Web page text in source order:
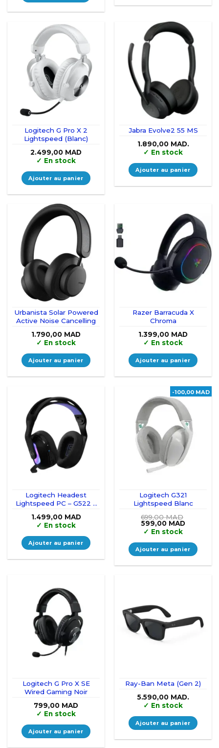
Logitech G Pro X 2
Lightspeed (Blanc)
2.499,00 MAD
✓ En stock
Ajouter au panier
Jabra Evolve2 55 MS
1.890,00 MAD.
✓ En stock
Ajouter au panier
Urbanista Solar Powered
Active Noise Cancelling
1.790,00 MAD
✓ En stock
Ajouter au panier
Razer Barracuda X
Chroma
1.399,00 MAD
✓ En stock
Ajouter au panier
Logitech Headest
Lightspeed PC – G522 –
1.499,00 MAD
✓ En stock
Ajouter au panier
-100,00 MAD
Logitech G321
Lightspeed Blanc
699,00MAD
Le
prix
initial
était :
699,00 MAD.
599,00 MADLe
est :
599,00
✓ En stock
Ajouter au panier
Logitech G Pro X SE
Wired Gaming Noir
799,00 MAD
✓ En stock
Ajouter au panier
Ray-Ban Meta (Gen 2)
5.590,00 MAD.
✓ En stock
Ajouter au panier